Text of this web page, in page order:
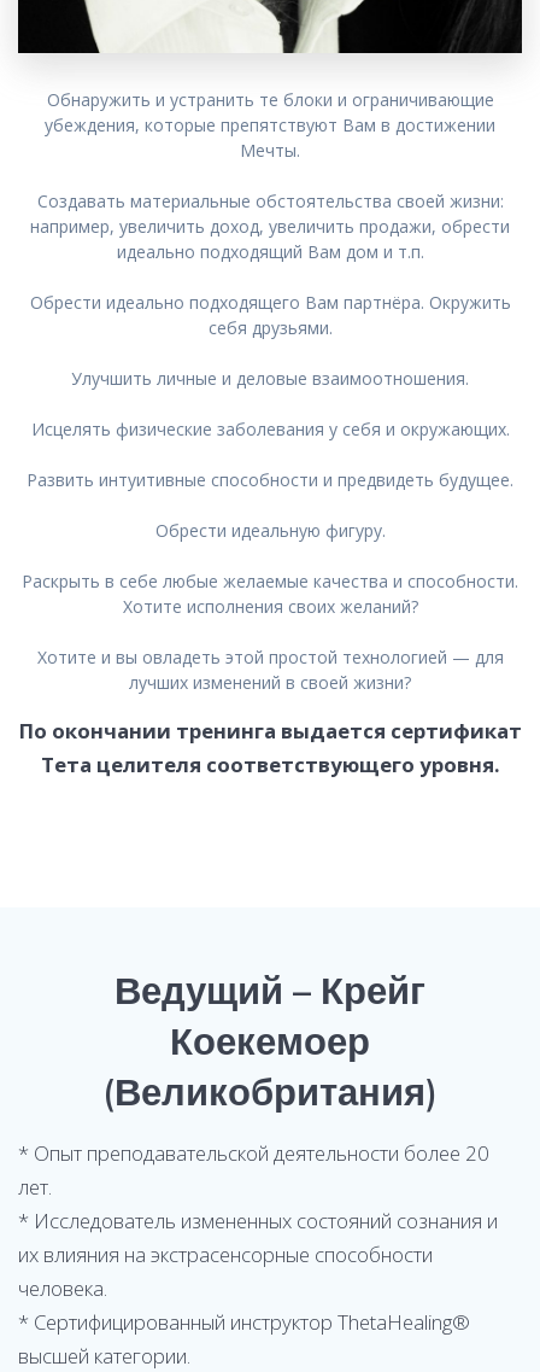
Обнаружить и устранить те блоки и ограничивающие
убеждения, которые препятствуют Вам в достижении
Мечты.
Создавать материальные обстоятельства своей жизни:
например, увеличить доход, увеличить продажи, обрести
идеально подходящий Вам дом и т.п.
Обрести идеально подходящего Вам партнёра. Окружить
себя друзьями.
Улучшить личные и деловые взаимоотношения.
Исцелять физические заболевания у себя и окружающих.
Развить интуитивные способности и предвидеть будущее.
Обрести идеальную фигуру.
Раскрыть в себе любые желаемые качества и способности.
Хотите исполнения своих желаний?
Хотите и вы овладеть этой простой технологией — для
лучших изменений в своей жизни?
По окончании тренинга выдается сертификат
Тета целителя соответствующего уровня.
Ведущий – Крейг
Коекемоер
(Великобритания)
* Опыт преподавательской деятельности более 20
лет.
* Исследователь измененных состояний сознания и
их влияния на экстрасенсорные способности
человека.
* Сертифицированный инструктор ThetaHealing®
высшей категории.